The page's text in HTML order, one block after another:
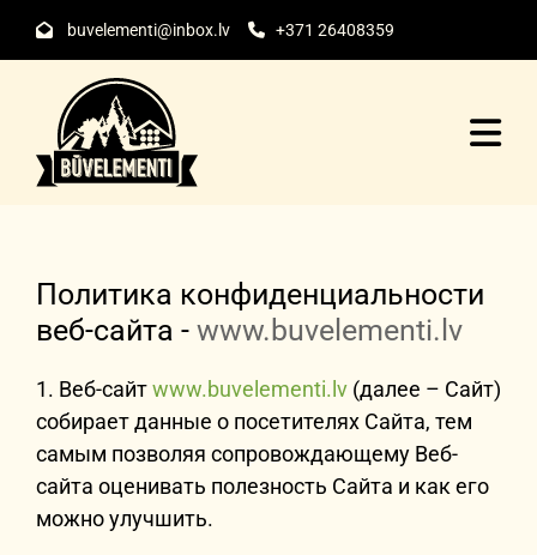
 buvelementi@inbox.lv  +371 26408359
Политика конфиденциальности
веб-сайта - www.buvelementi.lv
1. Веб-сайтwww.buvelementi.lv (далее – Сайт)
собирает данные о посетителях Сайта, тем
самым позволяя сопровождающему Веб-
сайта оценивать полезность Сайта и как его
можно улучшить.